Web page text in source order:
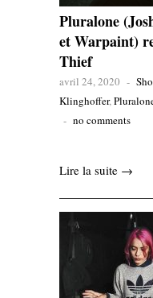
Pluralone
et Warpaint)
Thief
avril 24, 2020 -
Klinghoffer,
- no comments
Lire la suite →